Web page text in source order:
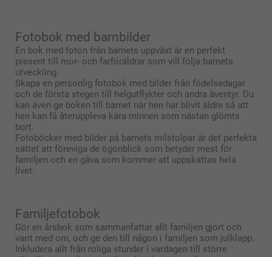
Fotobok med barnbilder
En bok med foton från barnets uppväxt är en perfekt
present till mor- och farföräldrar som vill följa barnets
utveckling.
Skapa en personlig fotobok med bilder från födelsedagar
och de första stegen till helgutflykter och andra äventyr. Du
kan även ge boken till barnet när hen har blivit äldre så att
hen kan få återuppleva kära minnen som nästan glömts
bort.
Fotoböcker med bilder på barnets milstolpar är det perfekta
sättet att föreviga de ögonblick som betyder mest för
familjen och en gåva som kommer att uppskattas hela
livet.
Familjefotobok
Gör en årsbok som sammanfattar allt familjen gjort och
varit med om, och ge den till någon i familjen som julklapp.
Inkludera allt från roliga stunder i vardagen till större